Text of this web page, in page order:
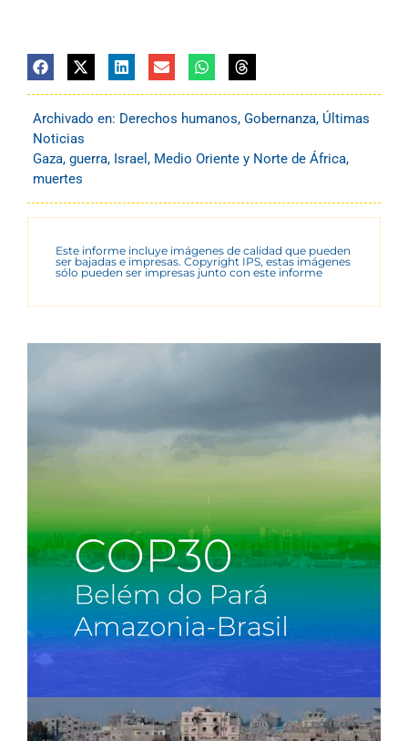
Archivado en: Derechos humanos, Gobernanza, Últimas
Noticias
Gaza, guerra, Israel , Medio Oriente y Norte de África,
muertes
Este informe incluye imágenes de calidad que pueden
ser bajadas e impresas. Copyright IPS, estas imágenes
sólo pueden ser impresas junto con este informe